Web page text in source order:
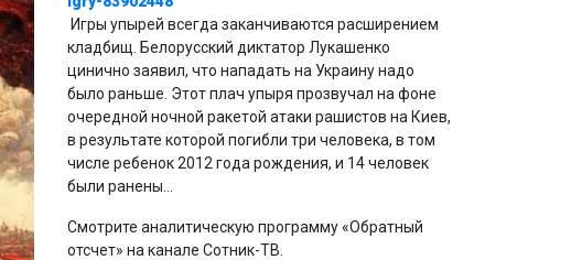
Игры упырей всегда заканчиваются расширением
кладбищ. Белорусский диктатор Лукашенко
цинично заявил, что нападать на Украину надо
было раньше. Этот плач упыря прозвучал на фоне
очередной ночной ракетой атаки рашистов на Киев,
в результате которой погибли три человека, в том
числе ребенок 2012 года рождения, и 14 человек
были ранены…
Смотрите аналитическую программу «Обратный
отсчет» на канале Сотник-ТВ.